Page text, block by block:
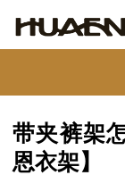
带夹裤架
恩衣架】